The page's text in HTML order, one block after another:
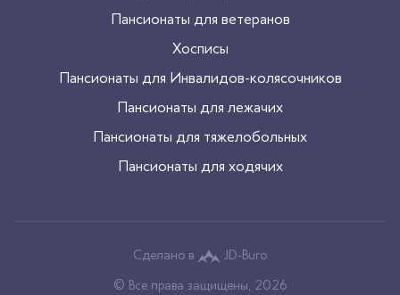
Пансионаты для ветеранов
Хосписы
Пансионаты для Инвалидов-колясочников
Пансионаты для лежачих
Пансионаты для тяжелобольных
Пансионаты для ходячих
Сделано в
JD-Buro
© Все права защищены, 2026